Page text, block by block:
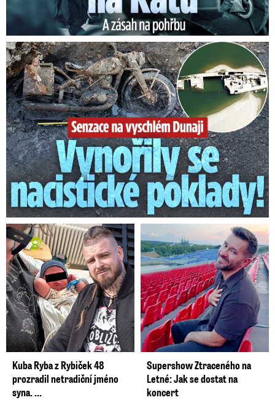
Senzace na vyschlém Dunaji: Vynořily se nacistické poklady!
Kuba Ryba z Rybiček 48
prozradil netradiční jméno
syna. ...
Supershow Ztraceného na
Letné: Jak se dostat na
koncert